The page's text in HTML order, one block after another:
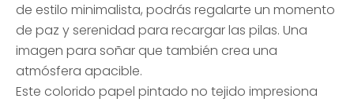
de estilo minimalista, podrás regalarte un momento
de paz y serenidad para recargar las pilas. Una
imagen para soñar que también crea una
atmósfera apacible.
Este colorido papel pintado no tejido impresiona